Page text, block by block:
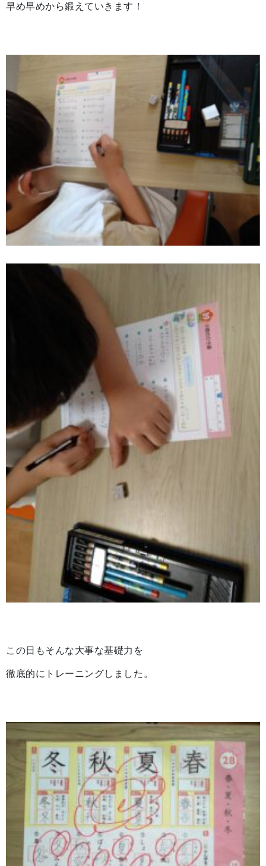
早め早めから鍛えていきます！
この日もそんな大事な基礎力を
徹底的にトレーニングしました。